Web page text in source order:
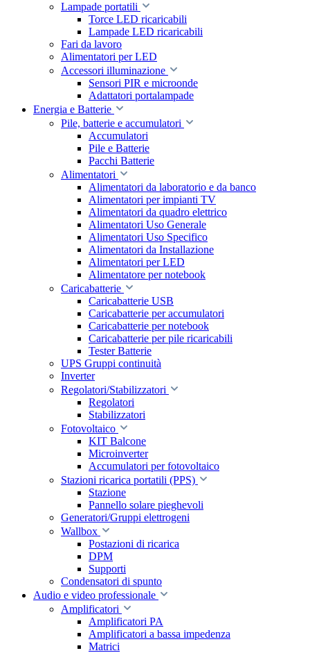
Lampade portatili
Torce LED ricaricabili
Lampade LED ricaricabili
Fari da lavoro
Alimentatori per LED
Accessori illuminazione
Sensori PIR e microonde
Adattatori portalampade
Energia e Batterie
Pile, batterie e accumulatori
Accumulatori
Pile e Batterie
Pacchi Batterie
Alimentatori
Alimentatori da laboratorio e da banco
Alimentatori per impianti TV
Alimentatori da quadro elettrico
Alimentatori Uso Generale
Alimentatori Uso Specifico
Alimentatori da Installazione
Alimentatori per LED
Alimentatore per notebook
Caricabatterie
Caricabatterie USB
Caricabatterie per accumulatori
Caricabatterie per notebook
Caricabatterie per pile ricaricabili
Tester Batterie
UPS Gruppi continuità
Inverter
Regolatori/Stabilizzatori
Regolatori
Stabilizzatori
Fotovoltaico
KIT Balcone
Microinverter
Accumulatori per fotovoltaico
Stazioni ricarica portatili (PPS)
Stazione
Pannello solare pieghevoli
Generatori/Gruppi elettrogeni
Wallbox
Postazioni di ricarica
DPM
Supporti
Condensatori di spunto
Audio e video professionale
Amplificatori
Amplificatori PA
Amplificatori a bassa impedenza
Matrici